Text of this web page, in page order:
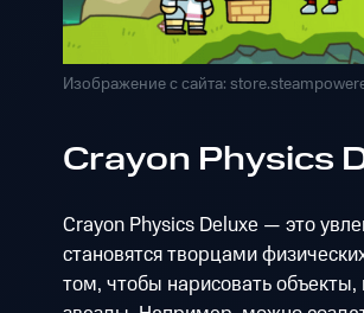
Изображение с сайта:
Crayon Physics
Crayon Physics Deluxe — это
становятся творцами
том, чтобы нарисовать